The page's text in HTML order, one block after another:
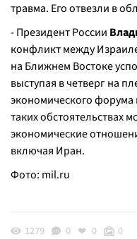
травма. Его отвезли в
- Президент России
конфликт между
на Ближнем Востоке
выступая в четверг на
экономического форума
таких обстоятельствах
экономические
включая Иран.
Фото: mil.ru
1279 0 0 0